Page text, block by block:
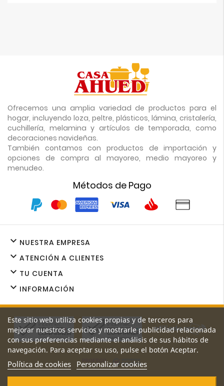
Ofrecemos una amplia variedad de productos para el
hogar, incluyendo loza, peltre, plásticos, lámina, cristalería,
cuchillería, melamina y artículos de temporada, como
decoraciones navideñas.
También contamos con productos de importación y
opciones de compra al mayoreo, medio mayoreo y
menudeo.
Métodos de Pago
NUESTRA EMPRESA

ATENCIÓN A CLIENTES

TU CUENTA

INFORMACIÓN

Este sitio web utiliza cookies propias y de terceros para
mejorar nuestros servicios y mostrarle publicidad relacionada
con sus preferencias mediante el análisis de sus hábitos de
navegación. Para aceptar su uso, pulse el botón Aceptar.
Política de cookies Personalizar cookies